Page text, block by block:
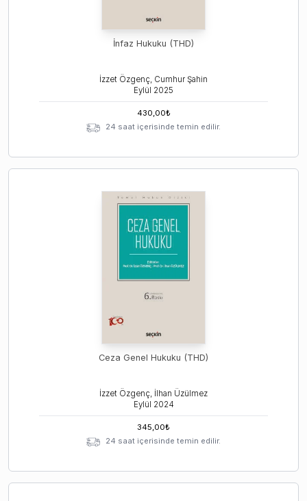
İnfaz Hukuku (THD)
İzzet Özgenç, Cumhur Şahin
Eylül 2025
430,00₺
24 saat içerisinde temin edilir.
Ceza Genel Hukuku (THD)
İzzet Özgenç, İlhan Üzülmez
Eylül 2024
345,00₺
24 saat içerisinde temin edilir.